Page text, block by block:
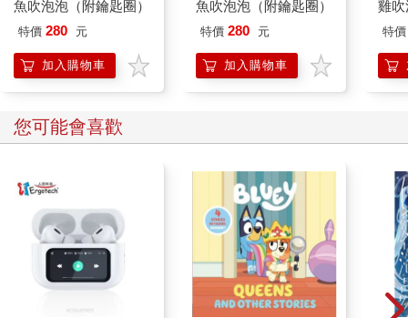
魚吹泡泡（附鑰匙圈）
特價 280 元
加入購物車
魚吹泡泡（附鑰匙圈）
特價 280 元
加入購物車
雞
特價
您可能會喜歡